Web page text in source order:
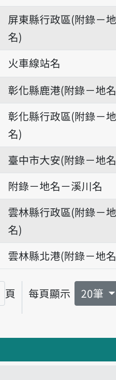
讀Lâm-káng Tián-
屏東縣行政區(附錄－
名)
音讀Lîng-káng
火車線站名
彰化縣鹿港(附錄－地
彰化縣行政區(附錄－
名)
臺中市大安(附錄－地
附錄－地名－溪川名
雲林縣行政區(附錄－
名)
雲林縣北港(附錄－地
頁 每頁顯示 20筆